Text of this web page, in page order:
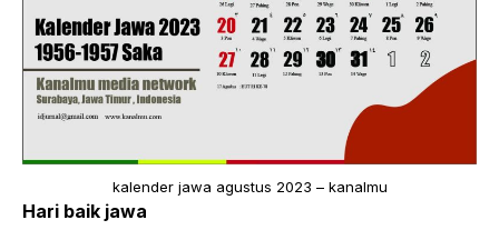
kalender jawa agustus 2023 – kanalmu
Hari baik jawa